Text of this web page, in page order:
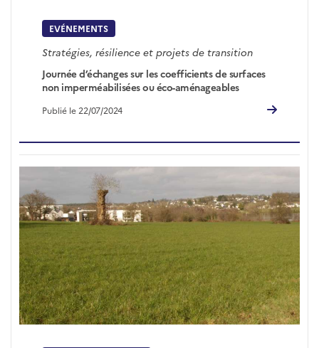
EVÉNEMENTS
Stratégies, résilience et projets de transition
Journée d’échanges sur les coefficients de surfaces
non imperméabilisées ou éco-aménageables
Publié le 22/07/2024